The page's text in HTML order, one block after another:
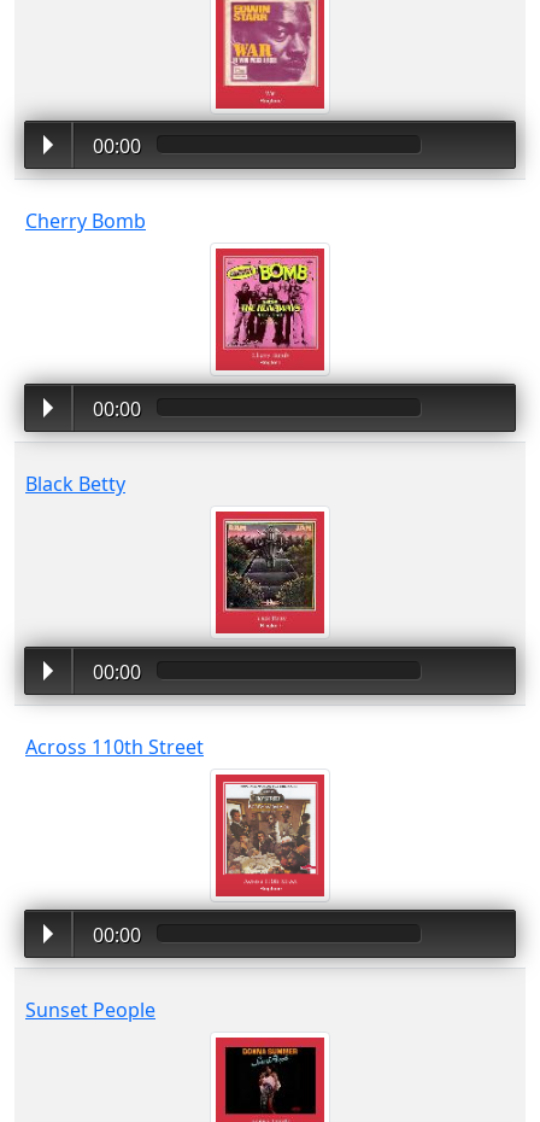
00:00
Cherry Bomb
00:00
Black Betty
00:00
Across 110th Street
00:00
Sunset People